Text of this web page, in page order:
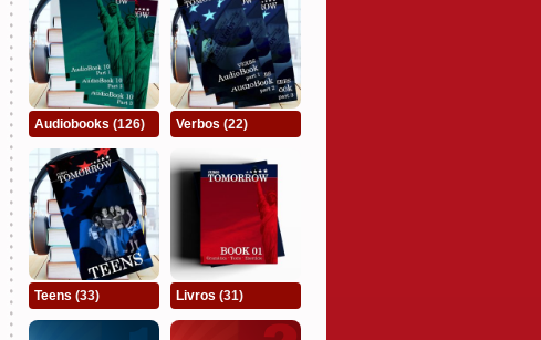
Audiobooks (126) Verbos (22)
Teens (33) Livros (31)